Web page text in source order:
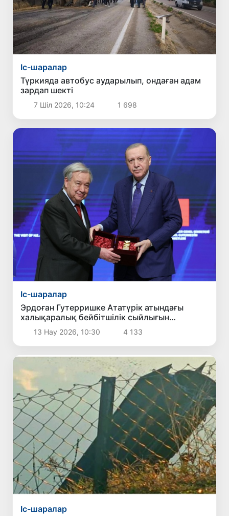
Іс-шаралар
Түркияда автобус аударылып, ондаған адам
зардап шекті
7 Шіл 2026, 10:24 1 698
Іс-шаралар
Эрдоған Гутерришке Ататүрік атындағы
халықаралық бейбітшілік сыйлығын
табыстады
13 Нау 2026, 10:30 4 133
Іс-шаралар